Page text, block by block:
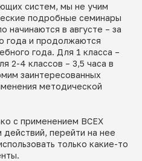
систем, мы не учим
подробные семинары
начинаются в августе – за
года и продолжаются
года. Для 1 класса –
2-4 классов – 3,5 часа в
заинтересованных
методической
с применением ВСЕХ
перейти на нее
только какие-то